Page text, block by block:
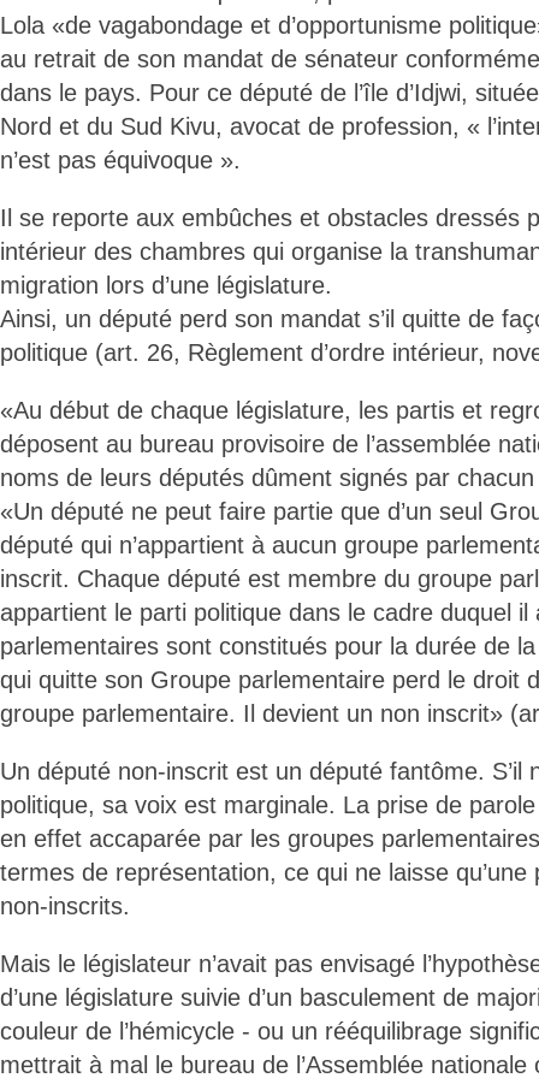
Lola «de vagabondage et d’opportunisme
au retrait de son mandat de sénateur
dans le pays. Pour ce député de l’île d’Idjwi,
Nord et du Sud Kivu, avocat de profession, «
n’est pas équivoque ».
Il se reporte aux embûches et obstacles dressés
intérieur des chambres qui organise la
migration lors d’une législature.
Ainsi, un député perd son mandat s’il quitte de
politique (art. 26, Règlement d’ordre intérieur,
«Au début de chaque législature, les partis et
déposent au bureau provisoire de l’assemblée
noms de leurs députés dûment signés par chacun
«Un député ne peut faire partie que d’un seul
député qui n’appartient à aucun groupe
inscrit. Chaque député est membre du groupe
appartient le parti politique dans le cadre duquel
parlementaires sont constitués pour la durée de
qui quitte son Groupe parlementaire perd le droit
groupe parlementaire. Il devient un non inscrit»
Un député non-inscrit est un député fantôme. S’il
politique, sa voix est marginale. La prise de
en effet accaparée par les groupes
termes de représentation, ce qui ne laisse
non-inscrits.
Mais le législateur n’avait pas envisagé
d’une législature suivie d’un basculement de
couleur de l’hémicycle - ou un rééquilibrage
mettrait à mal le bureau de l’Assemblée